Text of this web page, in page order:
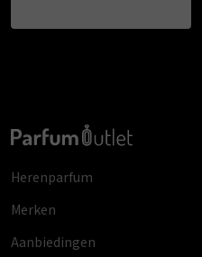
Herenparfum
Merken
Aanbiedingen